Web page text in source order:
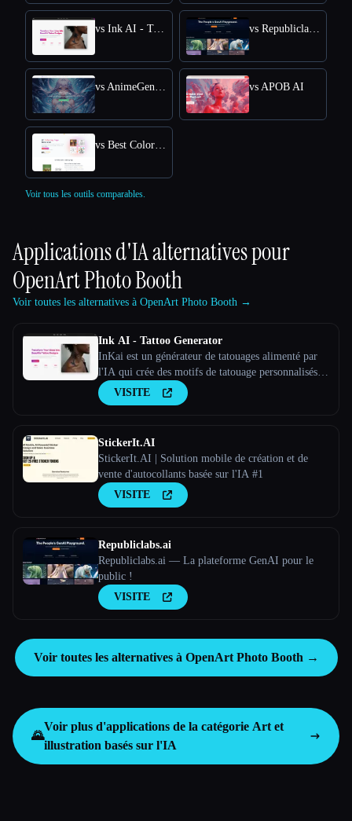
vs Ink AI - Tattoo Generator
vs APOB AI
Voir tous les outils comparables.
Applications d'IA alternatives pour
OpenArt Photo Booth
Voir toutes les alternatives à OpenArt Photo Booth →
Ink AI - Tattoo Generator
InKai est un générateur de tatouages alimenté par
l'IA qui crée des motifs de tatouage personnalisés
en fonction des saisies de l'utilisateur.
VISITE
StickerIt.AI
StickerIt.AI | Solution mobile de création et de
vente d'autocollants basée sur l'IA #1
VISITE
Republiclabs.ai
Republiclabs.ai — La plateforme GenAI pour le
public !
VISITE
Voir toutes les alternatives à OpenArt Photo Booth →
🌄
Voir plus d'applications de la catégorie Art et
illustration basés sur l'IA